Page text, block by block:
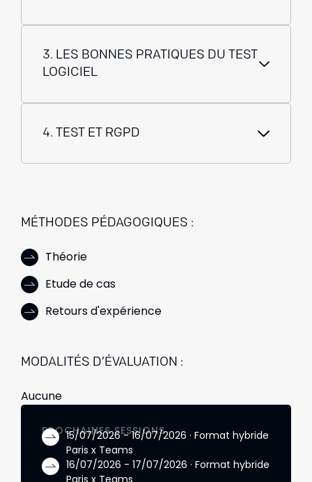
3. LES BONNES PRATIQUES DU TEST
LOGICIEL
Exercice d'application :
4. TEST ET RGPD
Exercice d'application :
test et RGPD
MÉTHODES PÉDAGOGIQUES :
Théorie
Etude de cas
Retours d'expérience
MODALITÉS D’ÉVALUATION :
Aucune
PROCHAINES SESSIONS
15/07/2026 - 16/07/2026 · Format hybride
Paris x Teams
16/07/2026 - 17/07/2026 · Format hybride
Paris x Teams